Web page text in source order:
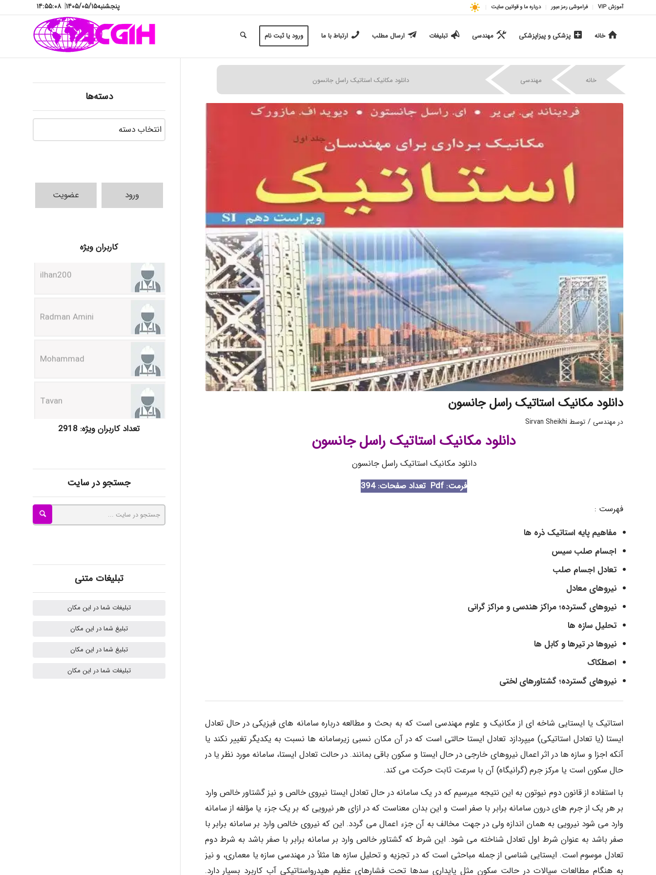
آموزش VIP فراموشی رمز عبور درباره ما و قوانین سایت پنجشنبه۱۴۰۵/۰۵/۱۵| ۱۴:۵۵:۱۰
خانه پزشکی و پیزاپزشکی مهندسی تبلیغات ارسال مطلب ارتباط با ما ورود یا ثبت نام
خانه مهندسی | دانلود مکانیک استاتیک راسل جانسون
دانلود مکانیک استاتیک راسل جانسون
درمهندسی / توسط Sirvan Sheikhi
دانلود مکانیک استاتیک راسل جانسون
دانلود مکانیک استاتیک راسل جانسون
فرمت: Pdf
تعداد صفحات: 394
فهرست :
مفاهیم پایه استاتیک ذره ها
اجسام صلب سیس
تعادل اجسام صلب
نیروهای معادل
نیروهای گسترده؛ مراکز هندسی و مراکز گرانی
تحلیل سازه ها
نیروها در تیرها و کابل ها
اصطکاک
نیروهای گسترده؛ گشتاورهای لختی
استاتیک یا ایستایی شاخه ای از مکانیک و علوم مهندسی است که به بحث و مطالعه درباره سامانه های فیزیکی در حال تعادل
ایستا (یا تعادل استاتیکی) میپردازد تعادل ایستا حالتی است که در آن مکان نسبی زیرسامانه ها نسبت به یکدیگر تغییر نکند یا
آنکه اجزا و سازه ها در اثر اعمال نیروهای خارجی در حال ایستا و سکون باقی بمانند. در حالت تعادل ایستا، سامانه مورد نظر یا در
حال سکون است یا مرکز جرم (گرانیگاه) آن با سرعت ثابت حرکت می کند.
با استفاده از قانون دوم نیوتون به این نتیجه میرسیم که در یک سامانه در حال تعادل ایستا نیروی خالص و نیز گشتاور خالص وارد
بر هر یک از جرم های درون سامانه برابر با صفر است و این بدان معناست که در ازای هر نیرویی که بر یک جزء یا مؤلفه از سامانه
وارد می شود نیرویی به همان اندازه ولی در جهت مخالف به آن جزء اعمال می گردد. این که نیروی خالص وارد بر سامانه برابر با
صفر باشد به عنوان شرط اول تعادل شناخته می شود. این شرط که گشتاور خالص وارد بر سامانه برابر با صفر باشد به شرط دوم
تعادل موسوم است. ایستایی شناسی از جمله مباحثی است که در تجزیه و تحلیل سازه ها مثلاً در مهندسی سازه یا معماری، و نیز
به هنگام مطالعات سیالات در حالت سکون مثل پایداری سدها تحت فشارهای عظیم هیدرواستاتیکی آب کاربرد بسیار دارد.
دسته‌ها
دسته‌ها
ورود عضویت
کاربران ویژه
Radman Amini
Mohammad
Tavan
akhtar shahsavandi
ayda habibnejad
Nazaninkarkon
Omid
ilhan200
تعداد کاربران ویژه: 2918
جستجو در سایت
تبلیغات متنی
تبلیغات شما در این مکان
تبلیغ شما در این مکان
تبلیغ شما در این مکان
تبلیغات شما در این مکان